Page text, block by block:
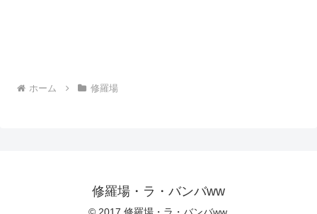
ホーム 修羅場
修羅場・ラ・バンバww